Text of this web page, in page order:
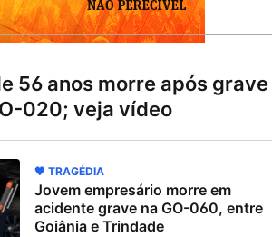
56 anos morre após grave
020; veja vídeo
🖤 TRAGÉDIA
Jovem empresário morre em
acidente grave na GO-060, entre
Goiânia e Trindade